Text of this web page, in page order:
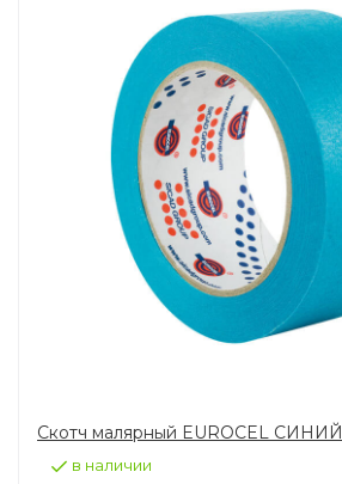
Скотч малярный EUROCEL СИНИЙ
в наличии